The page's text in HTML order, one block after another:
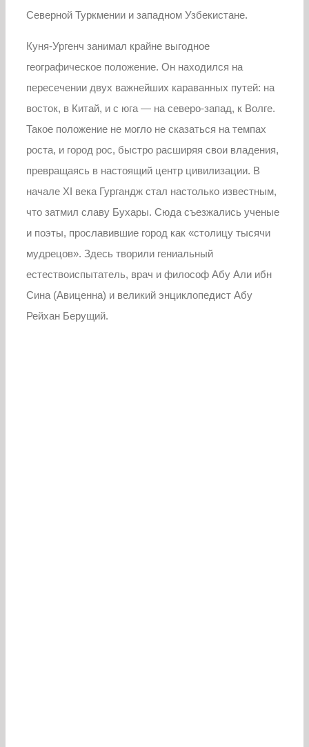
Северной Туркмении и западном Узбекистане.
Куня-Ургенч занимал крайне выгодное
географическое положение. Он находился на
пересечении двух важнейших караванных путей: на
восток, в Китай, и с юга — на северо-запад, к Волге.
Такое положение не могло не сказаться на темпах
роста, и город рос, быстро расширяя свои владения,
превращаясь в настоящий центр цивилизации. В
начале XI века Гургандж стал настолько известным,
что затмил славу Бухары. Сюда съезжались ученые
и поэты, прославившие город как «столицу тысячи
мудрецов». Здесь творили гениальный
естествоиспытатель, врач и философ Абу Али ибн
Сина (Авиценна) и великий энциклопедист Абу
Рейхан Берущий.